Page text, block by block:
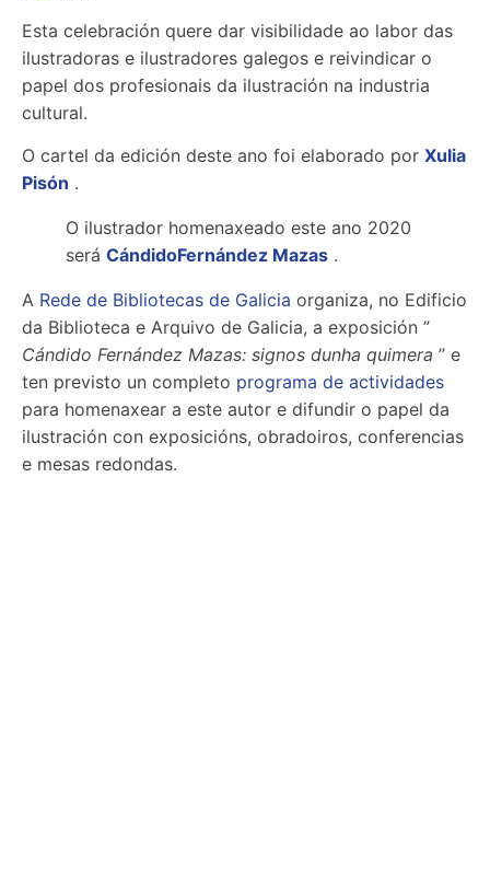
Esta celebración quere dar visibilidade ao labor das
ilustradoras e ilustradores galegos e reivindicar o
papel dos profesionais da ilustración na industria
cultural.
O cartel da edición deste ano foi elaborado por Xulia
Pisón .
O ilustrador homenaxeado este ano 2020
será CándidoFernández Mazas .
A Rede de Bibliotecas de Galicia organiza, no Edificio
da Biblioteca e Arquivo de Galicia, a exposición ”
Cándido Fernández Mazas: signos dunha quimera ” e
ten previsto un completo programa de actividades
para homenaxear a este autor e difundir o papel da
ilustración con exposicións, obradoiros, conferencias
e mesas redondas.